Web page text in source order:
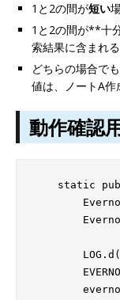
1と2の間が短い
1と2の間が**十
索結果に含まれる
どちらの場合で
値は、ノートA作
動作確認
static